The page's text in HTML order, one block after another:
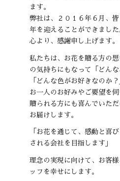
ます。
弊社は、２０１６年６月、
年を迎えることができました
心より、感謝申し上げます。
私たちは、お花を贈る方の
の気持ちにもなって「どん
「どんな色がお好きなのか
お一人のお好みやご要望を
贈られる方にも喜んでいた
お届けします。
「お花を通じて、感動と喜
される会社を目指します」
理念の実現に向けて、お客
ッフを幸せにします。